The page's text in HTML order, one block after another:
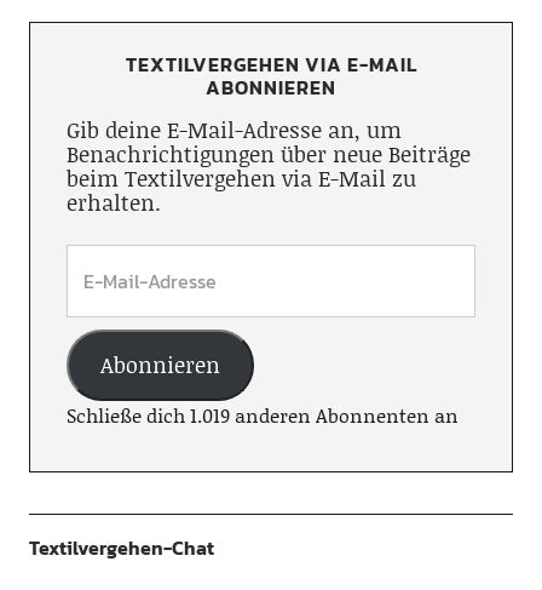
TEXTILVERGEHEN VIA E-MAIL
ABONNIEREN
Gib deine E-Mail-Adresse an, um
Benachrichtigungen über neue Beiträge
beim Textilvergehen via E-Mail zu
erhalten.
Abonnieren
Schließe dich 1.019 anderen Abonnenten an
Textilvergehen-Chat